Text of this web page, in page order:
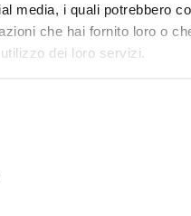
media, i quali potrebbero
che hai fornito loro o
dei loro servizi.
Works Management of lighting
IV Novembre and Palazzo dei
Perugia’s City Council.
Municipal